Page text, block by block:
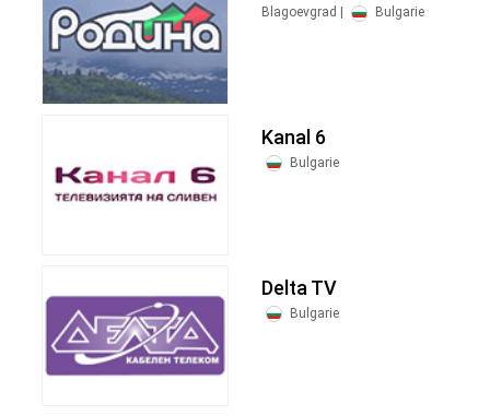
Blagoevgrad | Bulgarie
Kanal 6
Bulgarie
Delta TV
Bulgarie